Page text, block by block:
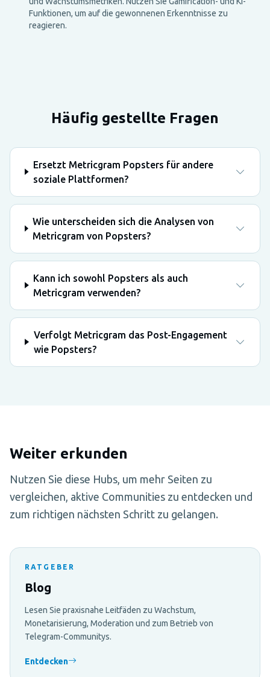
Funktionen, um auf die gewonnenen Erkenntnisse zu
reagieren.
Häufig gestellte Fragen
Ersetzt Metricgram Popsters für andere
soziale Plattformen?
Wie unterscheiden sich die Analysen von
Metricgram von Popsters?
Kann ich sowohl Popsters als auch
Metricgram verwenden?
Verfolgt Metricgram das Post-Engagement
wie Popsters?
Weiter erkunden
Nutzen Sie diese Hubs, um mehr Seiten zu
vergleichen, aktive Communities zu entdecken und
zum richtigen nächsten Schritt zu gelangen.
RATGEBER
Blog
Lesen Sie praxisnahe Leitfäden zu Wachstum,
Monetarisierung, Moderation und zum Betrieb von
Telegram-Communitys.
Entdecken